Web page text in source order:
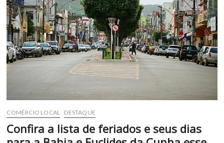
comercio
de
Euclides
da
Cunha
durante
o
COMÉRCIO LOCAL DESTAQUE
Confira a lista de feriados e seus dias